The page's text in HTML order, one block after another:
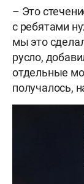
– Это
с ребятами
мы это
русло,
отдельные
получалось,